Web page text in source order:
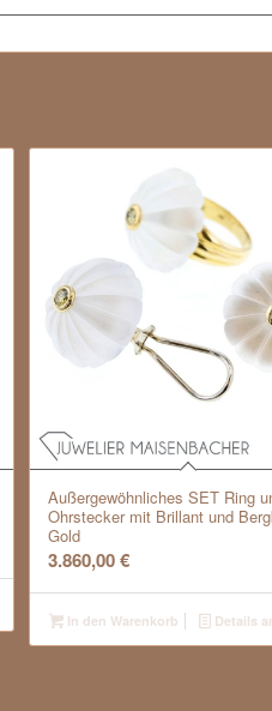
Außergewöhnliches SET Ring
Ohrstecker mit Brillant und
Gold
3.860,00€
In den Warenkorb Details